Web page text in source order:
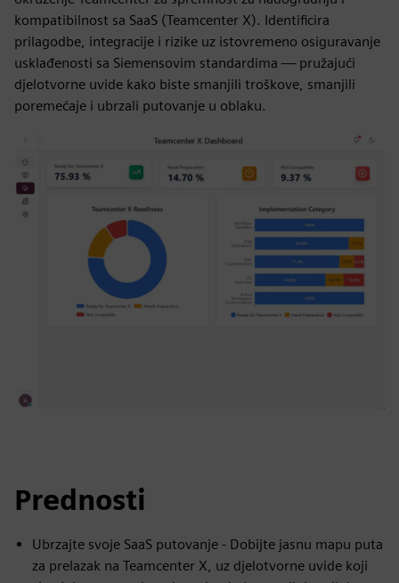
kompatibilnost sa SaaS (Teamcenter X). Identificira
prilagodbe, integracije i rizike uz istovremeno osiguravanje
usklađenosti sa Siemensovim standardima — pružajući
djelotvorne uvide kako biste smanjili troškove, smanjili
poremećaje i ubrzali putovanje u oblaku.
Prednosti
Ubrzajte svoje SaaS putovanje - Dobijte jasnu mapu puta
za prelazak na Teamcenter X, uz djelotvorne uvide koji